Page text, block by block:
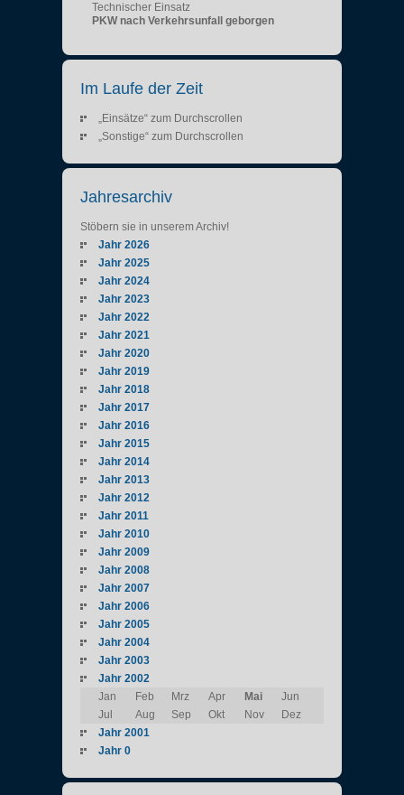
Technischer Einsatz
PKW nach Verkehrsunfall geborgen
Im Laufe der Zeit
„Einsätze“ zum Durchscrollen
„Sonstige“ zum Durchscrollen
Jahresarchiv
Stöbern sie in unserem Archiv!
Jahr 2026
Jahr 2025
Jahr 2024
Jahr 2023
Jahr 2022
Jahr 2021
Jahr 2020
Jahr 2019
Jahr 2018
Jahr 2017
Jahr 2016
Jahr 2015
Jahr 2014
Jahr 2013
Jahr 2012
Jahr 2011
Jahr 2010
Jahr 2009
Jahr 2008
Jahr 2007
Jahr 2006
Jahr 2005
Jahr 2004
Jahr 2003
Jahr 2002
Jan
Feb Mrz Apr Mai
Jun
Jul
Aug Sep Okt Nov
Dez
Jahr 2001
Jahr 0